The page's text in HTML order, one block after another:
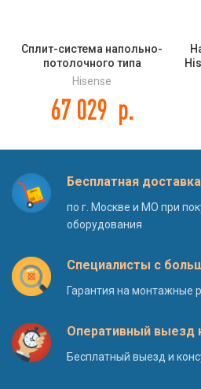
Сплит-система напольно-
потолочного типа
(внутренний блок) Hisense
Hisense
67 029 р.
Бесплатная доставка
по г. Москве и МО при
оборудования
Специалисты с
Гарантия на монтажные
Оперативный выезд
Бесплатный выезд и